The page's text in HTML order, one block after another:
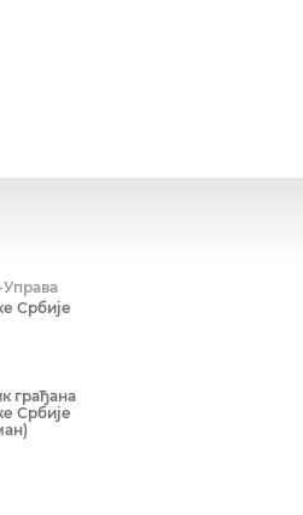
Србије
грађана
Србије